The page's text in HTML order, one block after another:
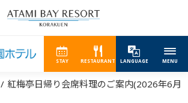
STAY RESTAURANT LANGUAGE MENU
紅梅亭日帰り会席料理のご案内(2026年6月